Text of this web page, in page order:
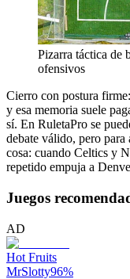
Pizarra táctica de
ofensivos
Cierro con postura
y esa memoria suele
sí. En RuletaPro se
debate válido, pero para
cosa: cuando Celtics y
repetido empuja a
Juegos
AD
Hot Fruits
MrSlotty96%